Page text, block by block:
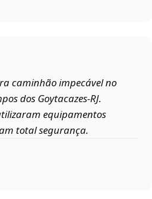
caminhão impecável no
dos Goytacazes‑RJ.
equipamentos
total segurança.